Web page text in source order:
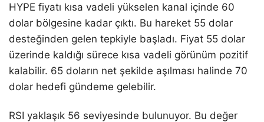
HYPE fiyatı kısa vadeli yükselen kanal içinde 60
dolar bölgesine kadar çıktı. Bu hareket 55 dolar
desteğinden gelen tepkiyle başladı. Fiyat 55 dolar
üzerinde kaldığı sürece kısa vadeli görünüm pozitif
kalabilir. 65 doların net şekilde aşılması halinde 70
dolar hedefi gündeme gelebilir.
RSI yaklaşık 56 seviyesinde bulunuyor. Bu değer